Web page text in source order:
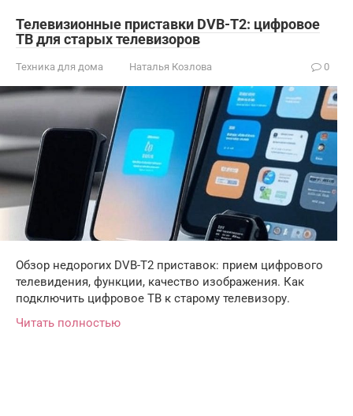
Телевизионные приставки DVB-T2: цифровое
ТВ для старых телевизоров
Техника для дома Наталья Козлова 0
Обзор недорогих DVB-T2 приставок: прием цифрового
телевидения, функции, качество изображения. Как
подключить цифровое ТВ к старому телевизору.
Читать полностью